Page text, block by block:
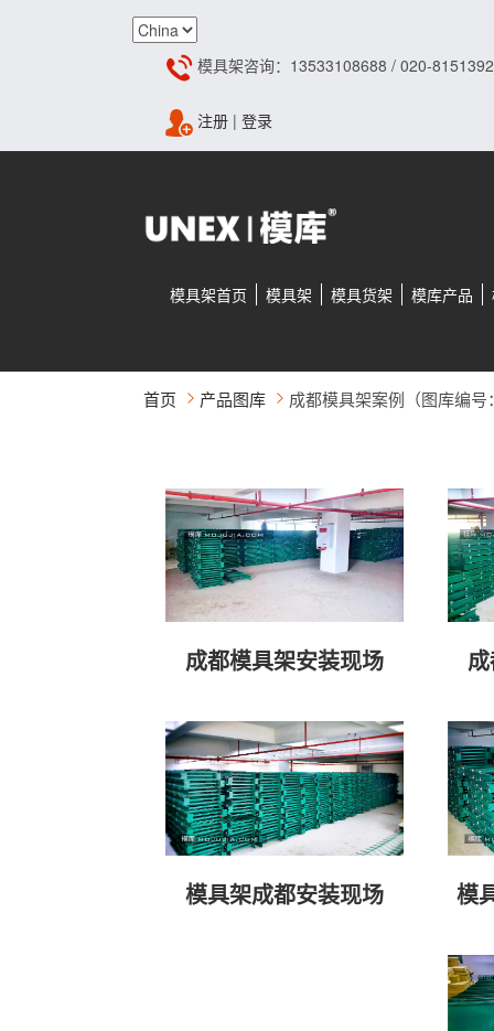
模具架咨询：13533108688 / 020-
注册 | 登录
模具架首页 模具架 模具货架 模库产品
首页 产品图库 成都模具架案例（图库编号
成都模具架安装现场
模具架成都安装现场 模